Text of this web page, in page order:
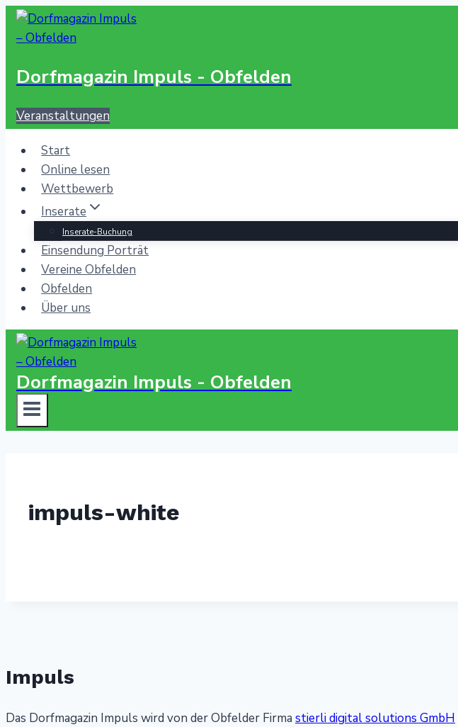
Zum
Inhalt
Dorfmagazin Impuls - Obfelden
Veranstaltungen
Start
Online lesen
Wettbewerb
Inserate
Inserate-Buchung
Einsendung Porträt
Vereine Obfelden
Obfelden
Über uns
Dorfmagazin Impuls - Obfelden
impuls-white
Impuls
Das Dorfmagazin Impuls wird von der Obfelder Firma stierli digital solutions GmbH